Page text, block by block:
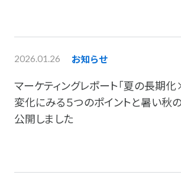
2026.01.26 お知らせ
マーケティングレポート「夏の長期
変化にみる５つのポイントと暑い秋
公開しました